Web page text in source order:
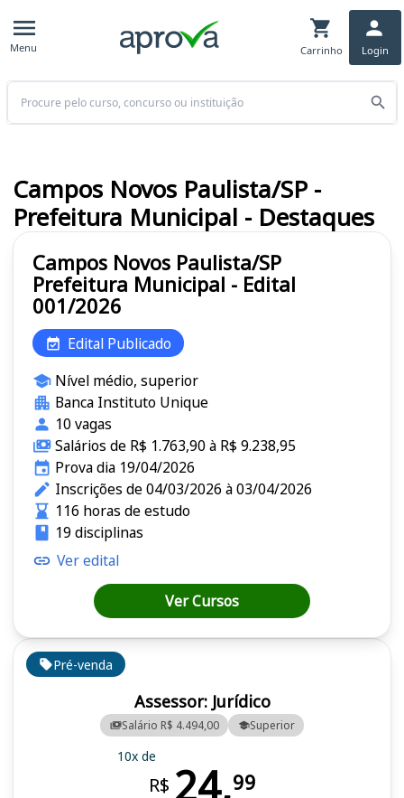
Menu Carrinho Login
Buscar
Pré-venda
Assessor: Jurídico
Salário R$ 4.494,00 Superior
10x de
R$ 24,99
Campos Novos Paulista/SP
Prefeitura Municipal - Edital
001/2026
Edital Publicado
Nível médio, superior
Banca Instituto Unique
10 vagas
Salários de R$ 1.763,90 à R$ 9.238,95
Prova dia 19/04/2026
Inscrições de 04/03/2026 à 03/04/2026
116 horas de estudo
19 disciplinas
Ver edital
Ver Cursos
Campos Novos Paulista/SP -
Prefeitura Municipal - Destaques